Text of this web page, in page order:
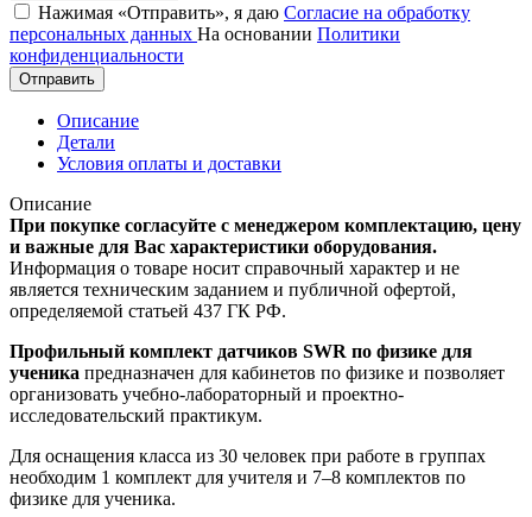
Нажимая «Отправить», я даю Согласие на обработку
персональных данных На основании Политики
конфиденциальности
Отправить
Описание
Детали
Условия оплаты и доставки
Описание
При покупке согласуйте с менеджером комплектацию, цену
и важные для Вас характеристики оборудования.
Информация о товаре носит справочный характер и не
является техническим заданием и публичной офертой,
определяемой статьей 437 ГК РФ.
Профильный комплект датчиков SWR по физике для
ученика предназначен для кабинетов по физике и позволяет
организовать учебно-лабораторный и проектно-
исследовательский практикум.
Для оснащения класса из 30 человек при работе в группах
необходим 1 комплект для учителя и 7–8 комплектов по
физике для ученика.